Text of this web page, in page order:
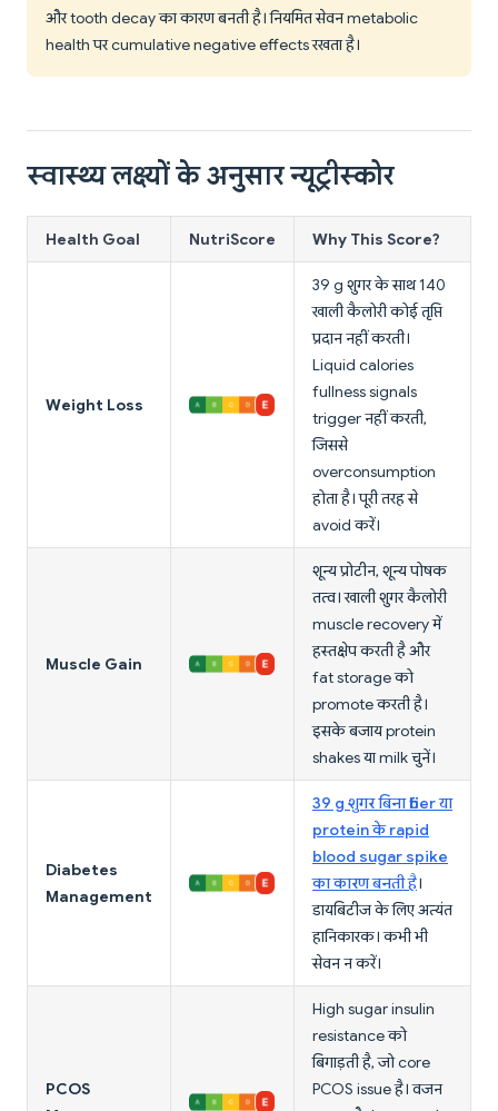
और tooth decay का कारण बनती है। नियमित सेवन metabolic
health पर cumulative negative effects रखता है।
स्वास्थ्य लक्ष्यों के अनुसार न्यूट्रीस्कोर
Health Goal NutriScore Why This Score?
Weight Loss
39 g शुगर के साथ 140
खाली कैलोरी कोई तृप्ति
प्रदान नहीं करती।
Liquid calories
fullness signals
trigger नहीं करती,
जिससे
overconsumption
होता है। पूरी तरह से
avoid करें।
Muscle Gain
शून्य प्रोटीन, शून्य पोषक
तत्व। खाली शुगर कैलोरी
muscle recovery में
हस्तक्षेप करती है और
fat storage को
promote करती है।
इसके बजाय protein
shakes या milk चुनें।
Diabetes
Management
39 g शुगर बिना fiber या
protein के rapid
blood sugar spike
का कारण बनती है।
डायबिटीज के लिए अत्यंत
हानिकारक। कभी भी
सेवन न करें।
PCOS
High sugar insulin
resistance को
बिगाड़ती है, जो core
PCOS issue है। वजन